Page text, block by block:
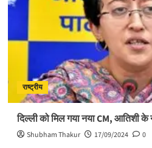
राष्ट्रीय
दिल्ली को मिल गया नया CM, आतिशी के
Shubham Thakur 17/09/2024 0